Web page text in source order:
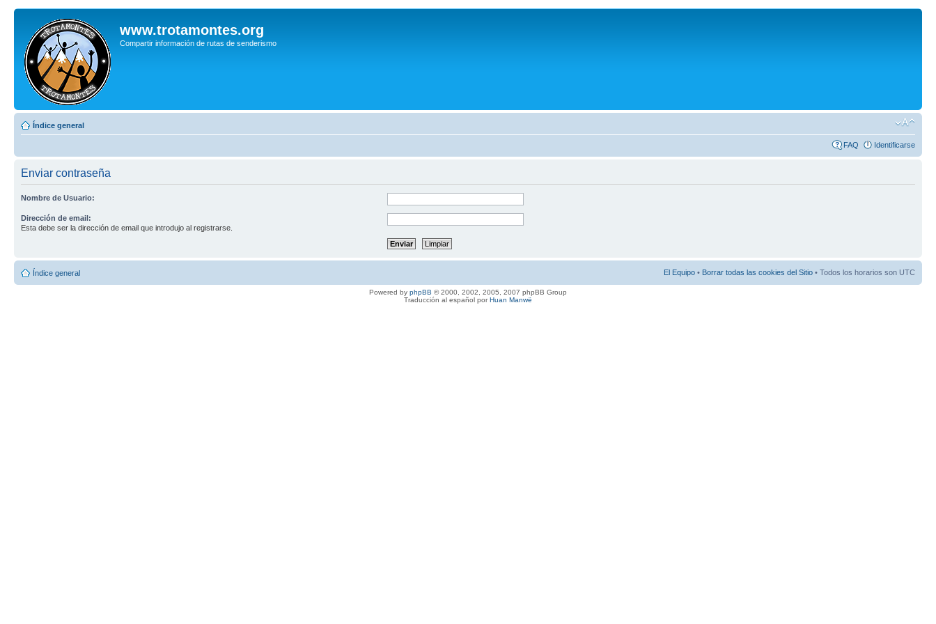
www.trotamontes.org
Compartir información de rutas de senderismo
Índice general
FAQ Identificarse
Enviar contraseña
Nombre de Usuario:
Dirección de email:
Esta debe ser la dirección de email que introdujo al registrarse.
Índice general El Equipo • Borrar todas las cookies del Sitio • Todos los horarios son UTC
Powered by phpBB © 2000, 2002, 2005, 2007 phpBB Group
Traducción al español porHuan Manwë